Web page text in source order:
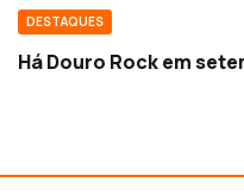
DESTAQUES
Há Douro Rock em